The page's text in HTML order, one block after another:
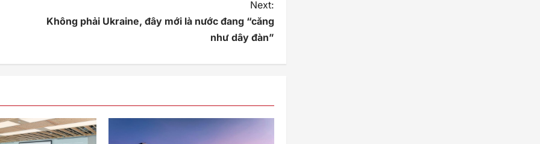
Next:
Không phải Ukraine, đây mới là nước đang “căng
như dây đàn”